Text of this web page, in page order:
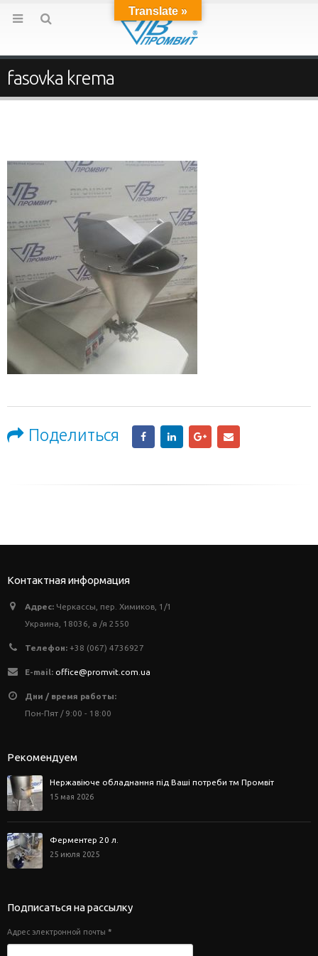
fasovka krema
Поделиться
Контактная информация
Адрес: Черкассы, пер. Химиков, 1/1
Украина, 18036, а /я 2550
Телефон: +38 (067) 4736927
E-mail: office@promvit.com.ua
Дни / время работы:
Пон-Пят / 9:00 - 18:00
Рекомендуем
Нержавіюче обладнання під Ваші потреби тм Промвіт
15 мая 2026
Ферментер 20 л.
25 июля 2025
Подписаться на рассылку
Адрес электронной почты *
Translate »